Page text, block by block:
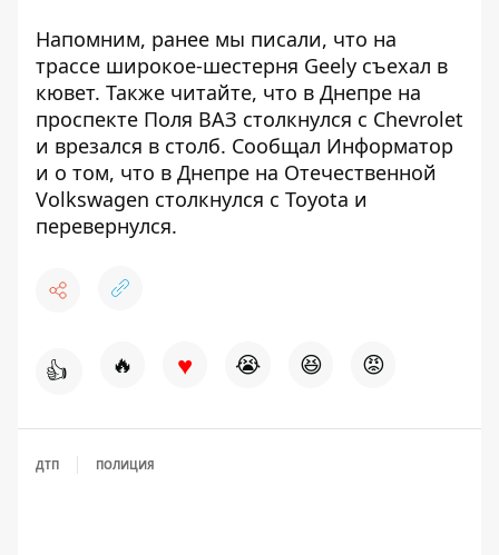
Напомним, ранее мы писали, что на
трассе широкое-шестерня Geely съехал в
кювет. Также читайте, что в Днепре на
проспекте Поля ВАЗ столкнулся с Chevrolet
и врезался в столб. Сообщал Информатор
и о том, что в Днепре на Отечественной
Volkswagen столкнулся с Toyota и
перевернулся.
👍 🔥 ♥ 😭 😆 😡
ДТП ПОЛИЦИЯ